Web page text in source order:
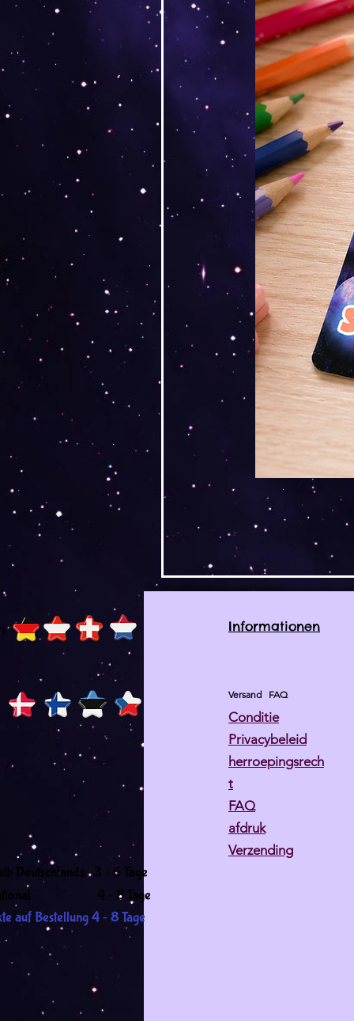
Deutschlands 3 - 6 Tage
4 - 8 Tage
Informationen
Versand FAQ
Conditie
Privacybeleid
herroepingsrech
t
FAQ
afdruk
Verzending
auf Bestellung 4 - 8 Tage